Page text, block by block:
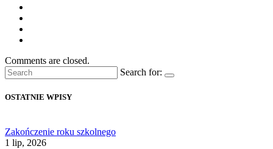
Comments are closed.
Search for:
OSTATNIE WPISY
Zakończenie roku szkolnego
1 lip, 2026